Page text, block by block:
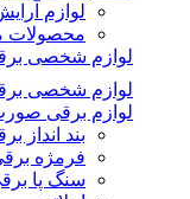
لوازم
محصولات
لوازم شخصی
لوازم شخصی
لوازم برقی
بند انداز
فرمژه
سنگ پا